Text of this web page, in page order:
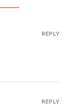
REPLY
REPLY